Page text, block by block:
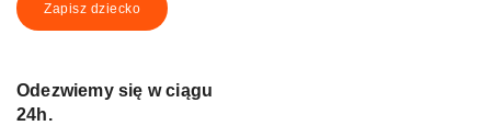
Zapisz dziecko
Odezwiemy się w ciągu
24h.